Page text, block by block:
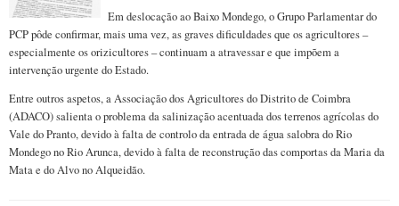
Em deslocação ao Baixo Mondego, o Grupo Parlamentar do
PCP pôde confirmar, mais uma vez, as graves dificuldades que os agricultores –
especialmente os orizicultores – continuam a atravessar e que impõem a
intervenção urgente do Estado.
Entre outros aspetos, a Associação dos Agricultores do Distrito de Coimbra
(ADACO) salienta o problema da salinização acentuada dos terrenos agrícolas do
Vale do Pranto, devido à falta de controlo da entrada de água salobra do Rio
Mondego no Rio Arunca, devido à falta de reconstrução das comportas da Maria da
Mata e do Alvo no Alqueidão.